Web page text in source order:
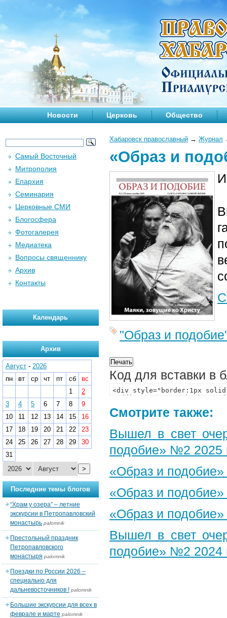
Новости Церковь Общество
Хабаровск православный → Журнал
«Образ и
"Образ и
Код для вставки в
Смотрите также:
Вышел в свет
подобие» №2 2025
«Образ и
«Образ и
«Образ и
Вышел в свет
подобие» №2 2024
Самый Восточный
Митрополия
Епархия
Семинария
Церковные СМИ
Блогосфера
Фотогалерея
Медиатека
Вопросы священнику
Архив
Контакты
Календарь
Архив
Август - 2026
пн
вт ср чт пт сб
вс
1
2
3
4 5 6 7 8
9
10
11 12 13 14 15
16
17
18 19 20 21 22
23
24
25 26 27 28 29
30
31
>
Последние темы блогов
“Храм у озера” – летние
экскурсии в Петропавловский
монастырь palomnik
Престольный праздник
Петропавловского
монастыря palomnik
Поездки по России 2026 –
специально для
дальневосточников ! palomnik
Большие экскурсии для всех в
феврале и марте palomnik